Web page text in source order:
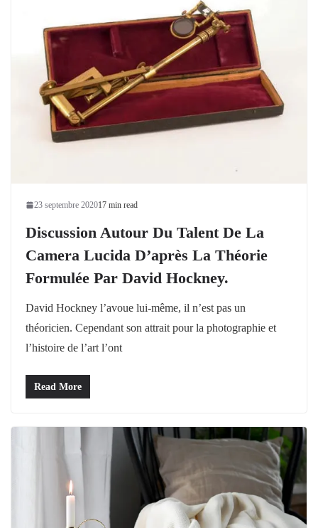
23 septembre 202017 min read
Discussion Autour Du Talent De La
Camera Lucida D’après La Théorie
Formulée Par David Hockney.
David Hockney l’avoue lui-même, il n’est pas un
théoricien. Cependant son attrait pour la photographie et
l’histoire de l’art l’ont
Read More